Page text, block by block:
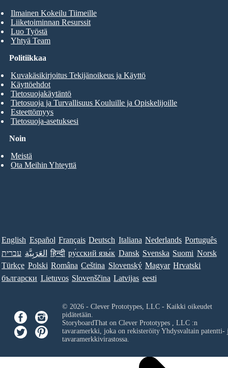
Ilmainen Kokeilu Tiimeille
Liiketoiminnan Resurssit
Luo Työstä
Yhtyä Team
Noin
Meistä
Ota Meihin Yhteyttä
Politiikkaa
Kuvakäsikirjoitus Tekijänoikeus ja Käyttö
Käyttöehdot
Tietosuojakäytäntö
Tietosuoja ja Turvallisuus Kouluille ja Opiskelijoille
Esteettömyys
Tietosuoja-asetuksesi
English Español Français Deutsch Italiana Nederlands Português
עברית العَرَبِيَّة हिन्दी ру́сский язы́к Dansk Svenska Suomi Norsk
Türkçe Polski Româna Ceština Slovenský Magyar Hrvatski
български Lietuvos Slovenščina Latvijas eesti
© 2026 - Clever Prototypes, LLC - Kaikki oikeudet
pidätetään.
StoryboardThat on Clever Prototypes , LLC:n
tavaramerkki, joka on rekisteröity Yhdysvaltain patentti-
tavaramerkkivirastossa.